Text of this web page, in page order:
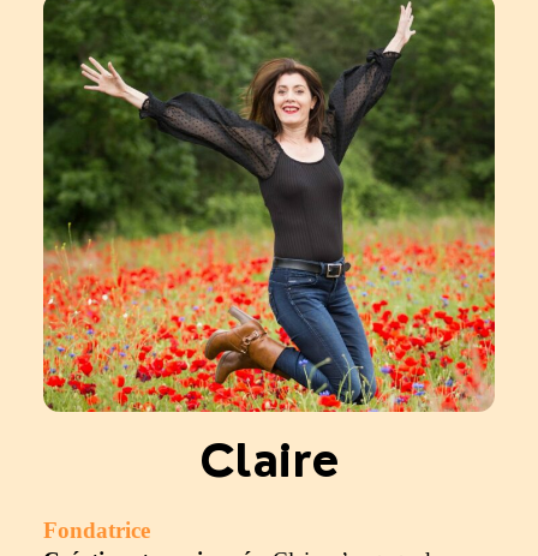
Claire
Fondatrice